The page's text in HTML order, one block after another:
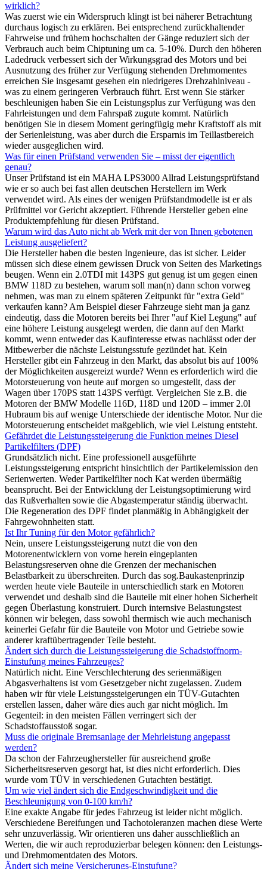
wirklich?
Was zuerst wie ein Widerspruch klingt ist bei näherer Betrachtung
durchaus logisch zu erklären. Bei entsprechend zurückhaltender
Fahrweise und frühem hochschalten der Gänge reduziert sich der
Verbrauch auch beim Chiptuning um ca. 5-10%. Durch den höheren
Ladedruck verbessert sich der Wirkungsgrad des Motors und bei
Ausnutzung des früher zur Verfügung stehenden Drehmomentes
erreichen Sie insgesamt gesehen ein niedrigeres Drehzahlniveau -
was zu einem geringeren Verbrauch führt. Erst wenn Sie stärker
beschleunigen haben Sie ein Leistungsplus zur Verfügung was den
Fahrleistungen und dem Fahrspaß zugute kommt. Natürlich
benötigen Sie in diesem Moment geringfügig mehr Kraftstoff als mit
der Serienleistung, was aber durch die Ersparnis im Teillastbereich
wieder ausgeglichen wird.
Was für einen Prüfstand verwenden Sie – misst der eigentlich
genau?
Unser Prüfstand ist ein MAHA LPS3000 Allrad Leistungsprüfstand
wie er so auch bei fast allen deutschen Herstellern im Werk
verwendet wird. Als eines der wenigen Prüfstandmodelle ist er als
Prüfmittel vor Gericht akzeptiert. Führende Hersteller geben eine
Produktempfehlung für diesen Prüfstand.
Warum wird das Auto nicht ab Werk mit der von Ihnen gebotenen
Leistung ausgeliefert?
Die Hersteller haben die besten Ingenieure, das ist sicher. Leider
müssen sich diese einem gewissen Druck von Seiten des Marketings
beugen. Wenn ein 2.0TDI mit 143PS gut genug ist um gegen einen
BMW 118D zu bestehen, warum soll man(n) dann schon vorweg
nehmen, was man zu einem späteren Zeitpunkt für "extra Geld"
verkaufen kann? Am Beispiel dieser Fahrzeuge sieht man ja ganz
eindeutig, dass die Motoren bereits bei Ihrer "auf Kiel Legung" auf
eine höhere Leistung ausgelegt werden, die dann auf den Markt
kommt, wenn entweder das Kaufinteresse etwas nachlässt oder der
Mitbewerber die nächste Leistungsstufe gezündet hat. Kein
Hersteller gibt ein Fahrzeug in den Markt, das absolut bis auf 100%
der Möglichkeiten ausgereizt wurde? Wenn es erforderlich wird die
Motorsteuerung von heute auf morgen so umgestellt, dass der
Wagen über 170PS statt 143PS verfügt. Vergleichen Sie z.B. die
Motoren der BMW Modelle 116D, 118D und 120D – immer 2.0l
Hubraum bis auf wenige Unterschiede der identische Motor. Nur die
Motorsteuerung entscheidet maßgeblich, wie viel Leistung entsteht.
Gefährdet die Leistungssteigerung die Funktion meines Diesel
Partikelfilters (DPF)
Grundsätzlich nicht. Eine professionell ausgeführte
Leistungssteigerung entspricht hinsichtlich der Partikelemission den
Serienwerten. Weder Partikelfilter noch Kat werden übermäßig
beansprucht. Bei der Entwicklung der Leistungsoptimierung wird
das Rußverhalten sowie die Abgastemperatur ständig überwacht.
Die Regeneration des DPF findet planmäßig in Abhängigkeit der
Fahrgewohnheiten statt.
Ist Ihr Tuning für den Motor gefährlich?
Nein, unsere Leistungssteigerung nutzt die von den
Motorenentwicklern von vorne herein eingeplanten
Belastungsreserven ohne die Grenzen der mechanischen
Belastbarkeit zu überschreiten. Durch das sog.Baukastenprinzip
werden heute viele Bauteile in unterschiedlich stark en Motoren
verwendet und deshalb sind die Bauteile mit einer hohen Sicherheit
gegen Überlastung konstruiert. Durch internsive Belastungstest
können wir belegen, dass sowohl thermisch wie auch mechanisch
keinerlei Gefahr für die Bauteile von Motor und Getriebe sowie
anderer kraftübertragender Teile besteht.
Ändert sich durch die Leistungssteigerung die Schadstoffnorm-
Einstufung meines Fahrzeuges?
Natürlich nicht. Eine Verschlechterung des serienmäßigen
Abgasverhaltens ist vom Gesetzgeber nicht zugelassen. Zudem
haben wir für viele Leistungssteigerungen ein TÜV-Gutachten
erstellen lassen, daher wäre dies auch gar nicht möglich. Im
Gegenteil: in den meisten Fällen verringert sich der
Schadstoffausstoß sogar.
Muss die originale Bremsanlage der Mehrleistung angepasst
werden?
Da schon der Fahrzeughersteller für ausreichend große
Sicherheitsreserven gesorgt hat, ist dies nicht erforderlich. Dies
wurde vom TÜV in verschiedenen Gutachten bestätigt.
Um wie viel ändert sich die Endgeschwindigkeit und die
Beschleunigung von 0-100 km/h?
Eine exakte Angabe für jedes Fahrzeug ist leider nicht möglich.
Verschiedene Bereifungen und Tachotoleranzen machen diese Werte
sehr unzuverlässig. Wir orientieren uns daher ausschließlich an
Werten, die wir auch reproduzierbar belegen können: den Leistungs-
und Drehmomentdaten des Motors.
Ändert sich meine Versicherungs-Einstufung?